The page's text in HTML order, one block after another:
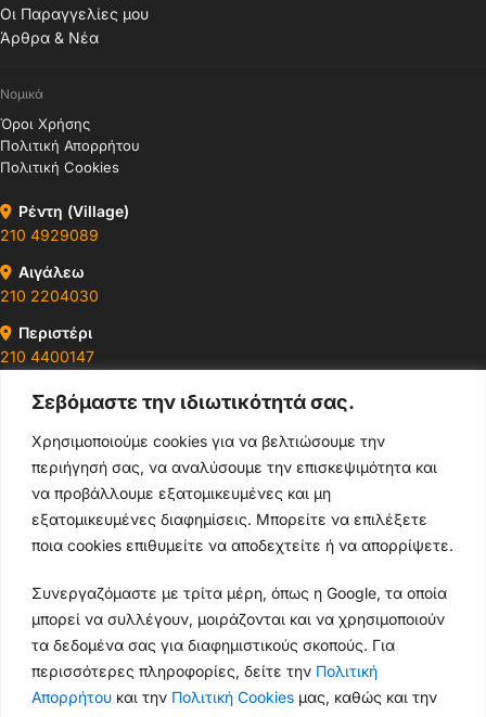
Σεβόμαστε την ιδιωτικότητά σας.
Χρησιμοποιούμε cookies για να βελτιώσουμε την
περιήγησή σας, να αναλύσουμε την επισκεψιμότητα και
να προβάλλουμε εξατομικευμένες και μη
εξατομικευμένες διαφημίσεις. Μπορείτε να επιλέξετε
ποια cookies επιθυμείτε να αποδεχτείτε ή να απορρίψετε.
Συνεργαζόμαστε με τρίτα μέρη, όπως η Google, τα οποία
μπορεί να συλλέγουν, μοιράζονται και να χρησιμοποιούν
τα δεδομένα σας για διαφημιστικούς σκοπούς. Για
περισσότερες πληροφορίες, δείτε την Πολιτική
Απορρήτου και την Πολιτική Cookies μας, καθώς και την
Οι Παραγγελίες μου
Άρθρα & Νέα
Νομικά
Όροι Χρήσης
Πολιτική Απορρήτου
Πολιτική Cookies
Ρέντη (Village)
210 4929089
Αιγάλεω
210 2204030
Περιστέρι
210 4400147
Ωράρια & Διευθύνσεις →
210 4929089
Κεντρικό τηλέφωνο
info@thikishop.gr
Δευ - Σάβ: 10:00 - 21:00
ΔΩΡΕΑΝ ΑΠΟΣΤΟΛΗ
για παραγγελίες άνω των 35€
Θήκη
Xiaomi